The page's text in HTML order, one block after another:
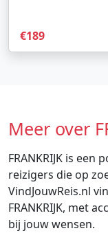
€189
Meer over
FRANKRIJK is
reizigers die op
VindJouwReis.nl
FRANKRIJK, met
bij jouw wensen.